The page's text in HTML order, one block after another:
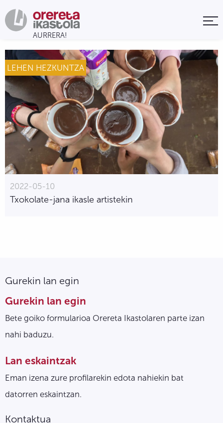
LEHEN HEZKUNTZA
2022-05-10
Txokolate-jana ikasle artistekin
Gurekin lan egin
Gurekin lan egin
Bete goiko formularioa Orereta Ikastolaren parte izan
nahi baduzu.
Lan eskaintzak
Eman izena zure profilarekin edota nahiekin bat
datorren eskaintzan.
Kontaktua